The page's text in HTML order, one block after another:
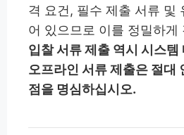
격 요건, 필수 제출 서류 및
어 있으므로 이를 정밀하게
입찰 서류 제출 역시 시스템
오프라인 서류 제출은 절대
점을 명심하십시오.